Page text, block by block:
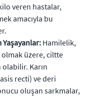
veren hastalar,
amacıyla bu
Yaşayanlar: Hamilelik,
üzere, ciltte
olabilir. Karın
recti) ve deri
oluşan sarkmalar,